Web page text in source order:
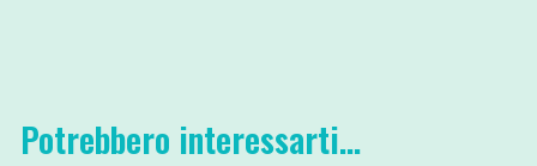
Potrebbero interessarti...